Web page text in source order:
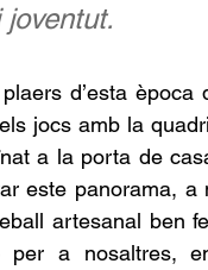
d’esta època
jocs amb la
a la porta de
este panorama,
artesanal ben